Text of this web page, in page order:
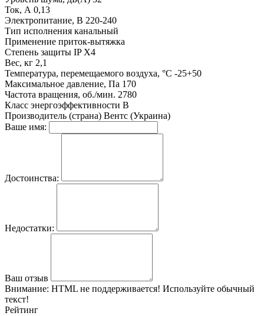
Ток, А 0,13
Электропитание, В 220-240
Тип исполнения канальный
Применение приток-вытяжка
Степень защиты IP X4
Вес, кг 2,1
Температура, перемещаемого воздуха, °C -25+50
Максимальное давление, Па 170
Частота вращения, об./мин. 2780
Класс энергоэффективности В
Производитель (страна) Вентс (Украина)
Ваше имя:
Достоинства:
Недостатки:
Ваш отзыв
Внимание: HTML не поддерживается! Используйте обычный
текст!
Рейтинг